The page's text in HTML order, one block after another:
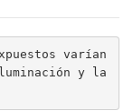
varían
y la